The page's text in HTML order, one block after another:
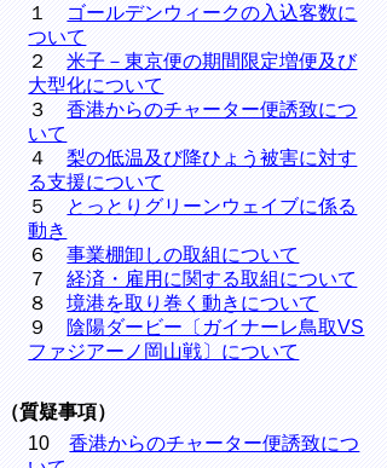
１ ゴールデンウィークの入込客数に
ついて
２米子－東京便の期間限定増便及び
大型化について
３香港からのチャーター便誘致につ
いて
４梨の低温及び降ひょう被害に対す
る支援について
５ とっとりグリーンウェイブに係る
動き
６事業棚卸しの取組について
７経済・雇用に関する取組について
８境港を取り巻く動きについて
９ 陰陽ダービー〔ガイナーレ鳥取VS
ファジアーノ岡山戦〕について
（質疑事項）
10香港からのチャーター便誘致につ